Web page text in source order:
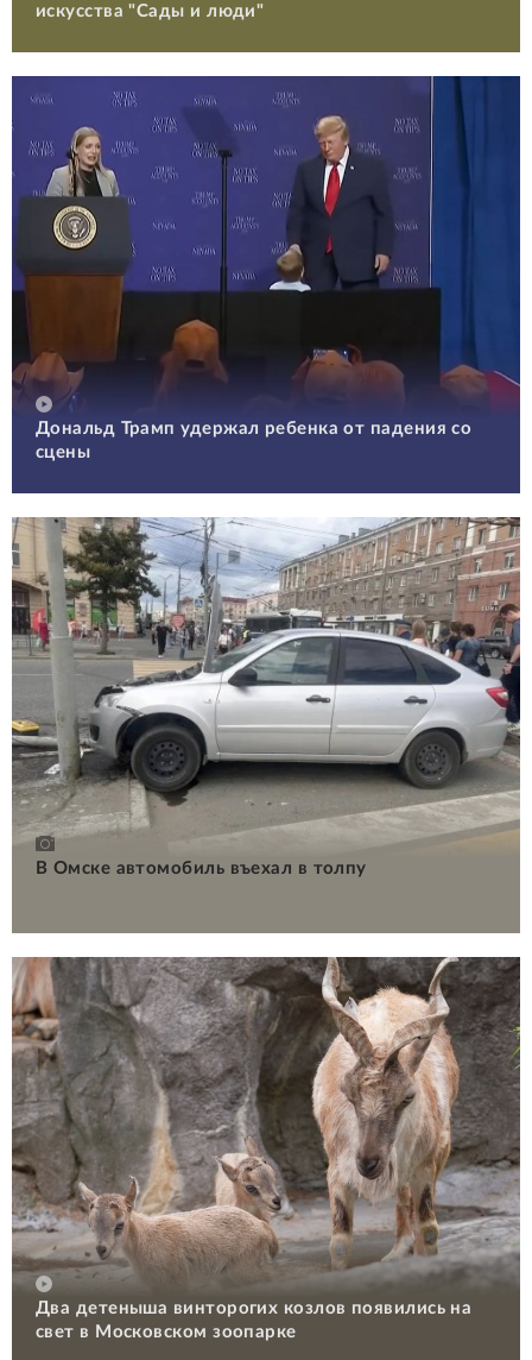
искусства "Сады и люди"
Дональд Трамп удержал ребенка от падения со
сцены
В Омске автомобиль въехал в толпу
Два детеныша винторогих козлов появились на
свет в Московском зоопарке